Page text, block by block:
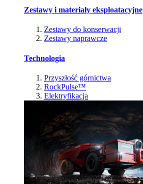
Zestawy i materiały eksploatacyjne
Zestawy do konserwacji
Zestawy naprawcze
Technologia
Przyszłość górnictwa
RockPulse™
Elektryfikacja